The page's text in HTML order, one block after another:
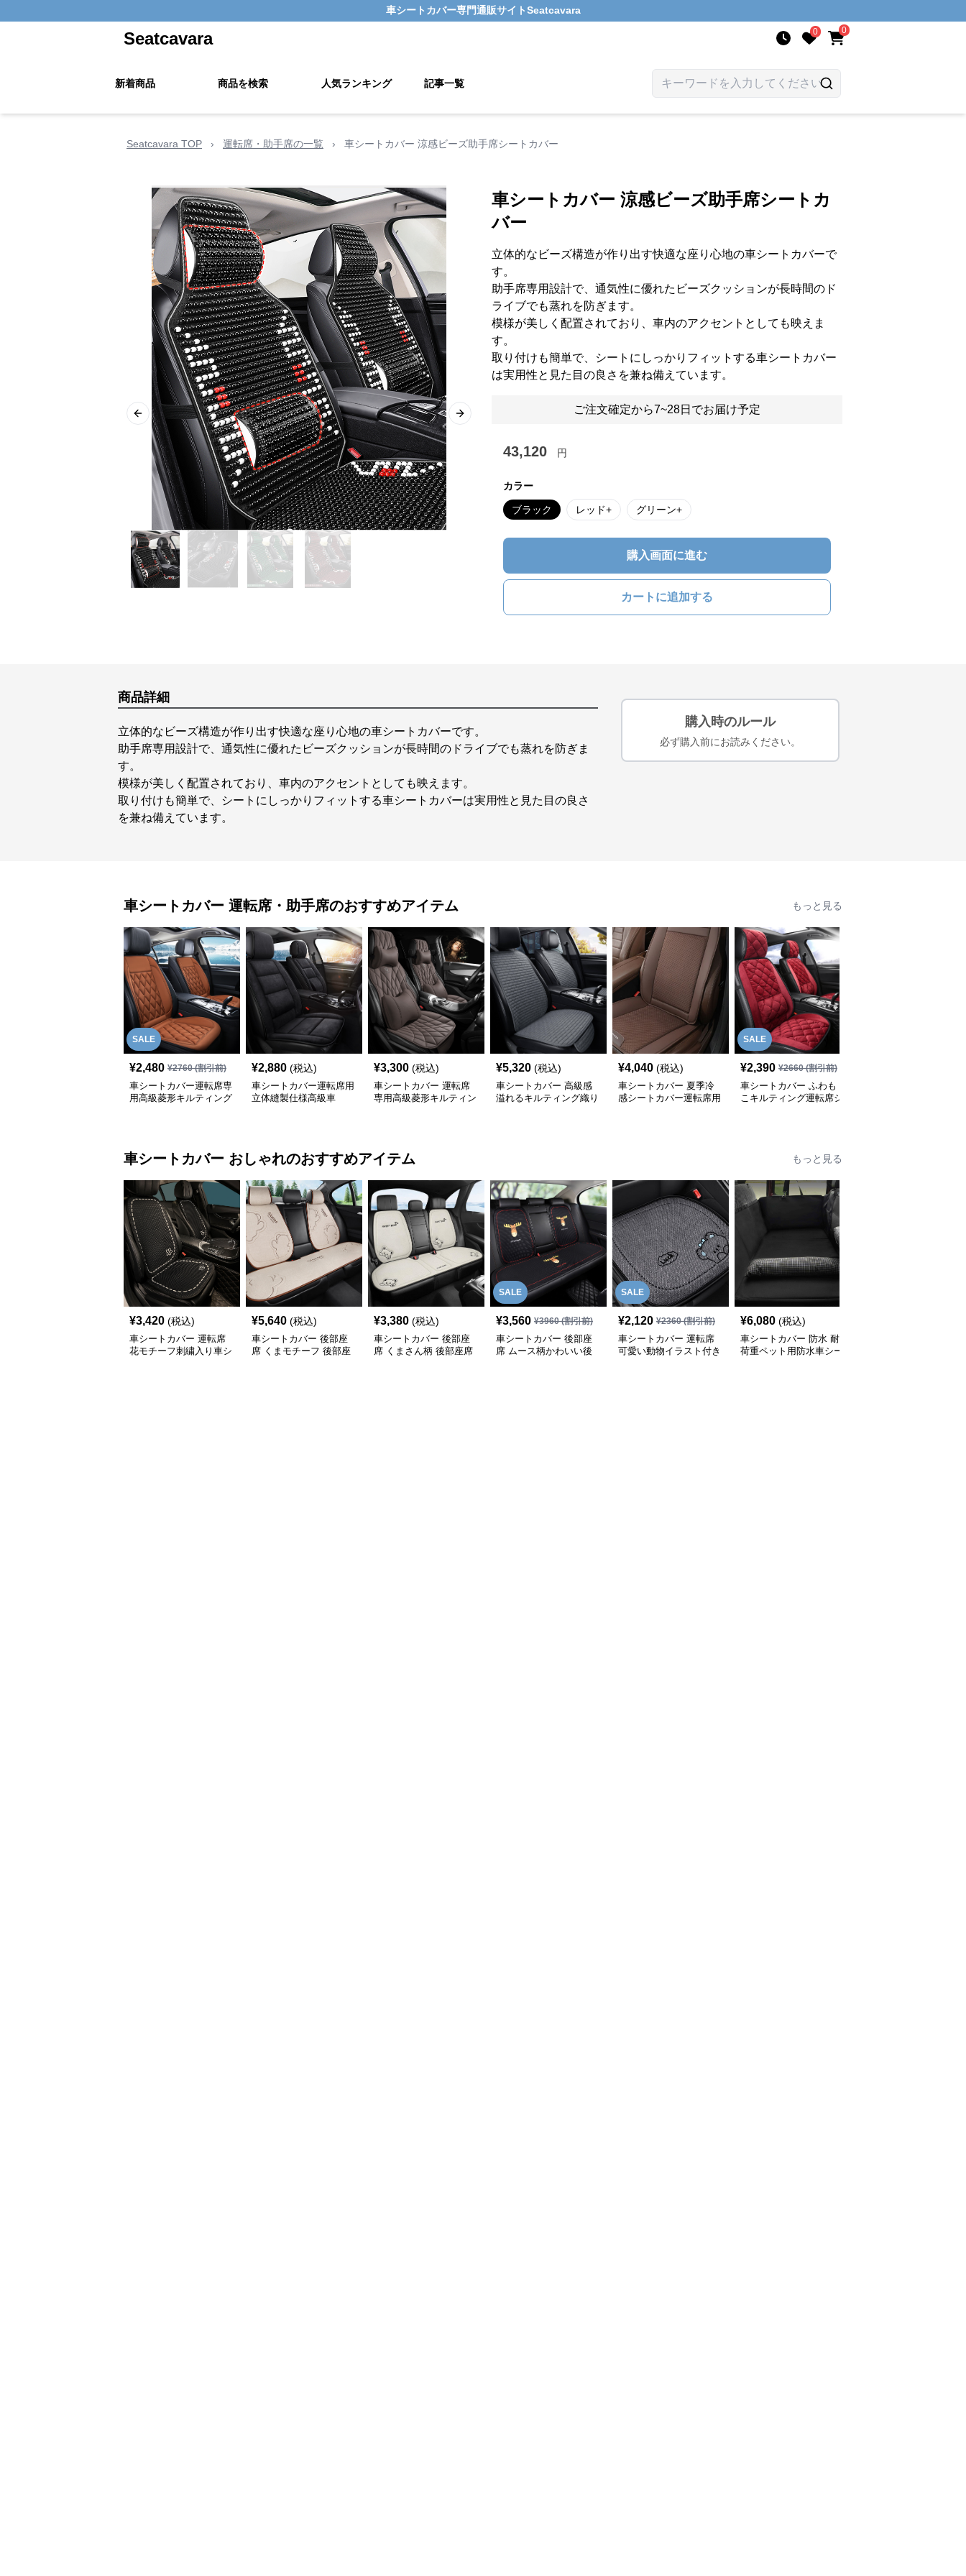
車シートカバー専門通販サイトSeatcavara
Seatcavara 0 0
新着商品 商品を検索 人気ランキング 記事一覧
Seatcavara TOP › 運転席・助手席の一覧 › 車シートカバー 涼感ビーズ助手席シートカバー
Previous slide Next slide
車シートカバー 涼感ビーズ助手席シートカ
バー
立体的なビーズ構造が作り出す快適な座り心地の車シートカバーで
す。
助手席専用設計で、通気性に優れたビーズクッションが長時間のド
ライブでも蒸れを防ぎます。
模様が美しく配置されており、車内のアクセントとしても映えま
す。
取り付けも簡単で、シートにしっかりフィットする車シートカバー
は実用性と見た目の良さを兼ね備えています。
ご注文確定から7~28日でお届け予定
43,120 円
カラー
ブラック レッド+ グリーン+
購入画面に進む
カートに追加する
商品詳細
立体的なビーズ構造が作り出す快適な座り心地の車シートカバーです。
助手席専用設計で、通気性に優れたビーズクッションが長時間のドライブでも蒸れを防ぎま
す。
模様が美しく配置されており、車内のアクセントとしても映えます。
取り付けも簡単で、シートにしっかりフィットする車シートカバーは実用性と見た目の良さ
を兼ね備えています。
購入時のルール
必ず購入前にお読みください。
車シートカバー 運転席・助手席のおすすめアイテム もっと見る
SALE
¥2,480 ¥2760(割引前)
車シートカバー運転席専
用高級菱形キルティング
¥2,880 (税込)
車シートカバー運転席用
立体縫製仕様高級車
¥3,300 (税込)
車シートカバー 運転席
専用高級菱形キルティン
¥5,320 (税込)
車シートカバー 高級感
溢れるキルティング織り
¥4,040 (税込)
車シートカバー 夏季冷
感シートカバー運転席用
SALE
¥2,390 ¥2660(割引前)
車シートカバー ふわも
こキルティング運転席シ
車シートカバー おしゃれのおすすめアイテム もっと見る
¥3,420 (税込)
車シートカバー 運転席
花モチーフ刺繍入り車シ
¥5,640 (税込)
車シートカバー 後部座
席 くまモチーフ 後部座
¥3,380 (税込)
車シートカバー 後部座
席 くまさん柄 後部座席
SALE
¥3,560 ¥3960(割引前)
車シートカバー 後部座
席 ムース柄かわいい後
SALE
¥2,120 ¥2360(割引前)
車シートカバー 運転席
可愛い動物イラスト付き
¥6,080 (税込)
車シートカバー 防水 耐
荷重ペット用防水車シー